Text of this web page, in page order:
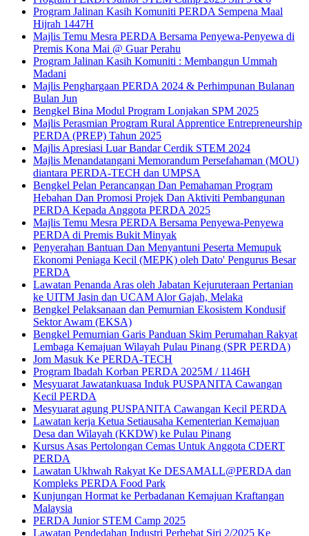
Program Jalinan Kasih Komuniti PERDA Sempena Maal
Hijrah 1447H
Majlis Temu Mesra PERDA Bersama Penyewa-Penyewa di
Premis Kona Mai @ Guar Perahu
Program Jalinan Kasih Komuniti : Membangun Ummah
Madani
Majlis Penghargaan PERDA 2024 & Perhimpunan Bulanan
Bulan Jun
Bengkel Bina Modul Program Lonjakan SPM 2025
Majlis Perasmian Program Rural Apprentice Entrepreneurship
PERDA (PREP) Tahun 2025
Majlis Apresiasi Luar Bandar Cerdik STEM 2024
Majlis Menandatangani Memorandum Persefahaman (MOU)
diantara PERDA-TECH dan UMPSA
Bengkel Pelan Perancangan Dan Pemahaman Program
Hebahan Dan Promosi Projek Dan Aktiviti Pembangunan
PERDA Kepada Anggota PERDA 2025
Majlis Temu Mesra PERDA Bersama Penyewa-Penyewa
PERDA di Premis Bukit Minyak
Penyerahan Bantuan Dan Menyantuni Peserta Memupuk
Ekonomi Peniaga Kecil (MEPK) oleh Dato' Pengurus Besar
PERDA
Lawatan Penanda Aras oleh Jabatan Kejuruteraan Pertanian
ke UITM Jasin dan UCAM Alor Gajah, Melaka
Bengkel Pelaksanaan dan Pemurnian Ekosistem Kondusif
Sektor Awam (EKSA)
Bengkel Pemurnian Garis Panduan Skim Perumahan Rakyat
Lembaga Kemajuan Wilayah Pulau Pinang (SPR PERDA)
Jom Masuk Ke PERDA-TECH
Program Ibadah Korban PERDA 2025M / 1146H
Mesyuarat Jawatankuasa Induk PUSPANITA Cawangan
Kecil PERDA
Mesyuarat agung PUSPANITA Cawangan Kecil PERDA
Lawatan kerja Ketua Setiausaha Kementerian Kemajuan
Desa dan Wilayah (KKDW) ke Pulau Pinang
Kursus Asas Pertolongan Cemas Untuk Anggota CDERT
PERDA
Lawatan Ukhwah Rakyat Ke DESAMALL@PERDA dan
Kompleks PERDA Food Park
Kunjungan Hormat ke Perbadanan Kemajuan Kraftangan
Malaysia
PERDA Junior STEM Camp 2025
Lawatan Pendedahan Industri Perhebat Siri 2/2025 Ke